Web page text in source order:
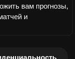
вам прогнозы,
и